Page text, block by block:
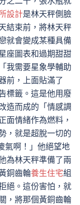
設計是林天秤側臉
結束前，將林天秤
就會變成某種具備
座圖表和過期甜甜
我需要星象學輔助
前，上面貼滿了
標籤。這是他用廢
造而成的「情感調
面情緒作為燃料，
，就是超脫一切的
氣啊！」他絕望地
為林天秤準備了兩
銅齒輪養生住宅組
絕。這份害怕，就
，將那個黃銅齒輪